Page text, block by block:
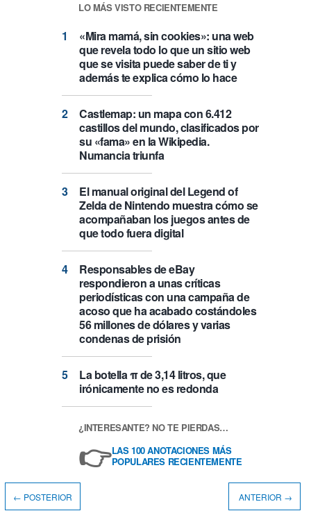
LO MÁS VISTO RECIENTEMENTE
«Mira mamá, sin cookies»: una web
que revela todo lo que un sitio web
que se visita puede saber de ti y
además te explica cómo lo hace
Castlemap: un mapa con 6.412
castillos del mundo, clasificados por
su «fama» en la Wikipedia.
Numancia triunfa
El manual original del Legend of
Zelda de Nintendo muestra cómo se
acompañaban los juegos antes de
que todo fuera digital
Responsables de eBay
respondieron a unas críticas
periodísticas con una campaña de
acoso que ha acabado costándoles
56 millones de dólares y varias
condenas de prisión
La botella π de 3,14 litros, que
irónicamente no es redonda
¿INTERESANTE? NO TE PIERDAS…
👉LAS 100 ANOTACIONES MÁS
POPULARES RECIENTEMENTE
← POSTERIOR ANTERIOR →